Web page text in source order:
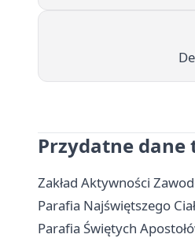
Przydatne dane
Zakład Aktywności
Parafia Najświętszego
Parafia Świętych